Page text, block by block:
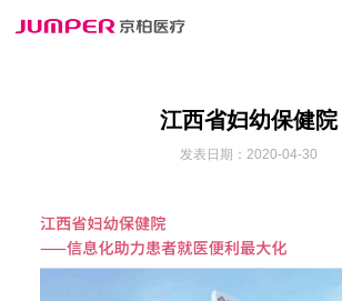
江西省妇幼保健院
发表日期：2020-04-30